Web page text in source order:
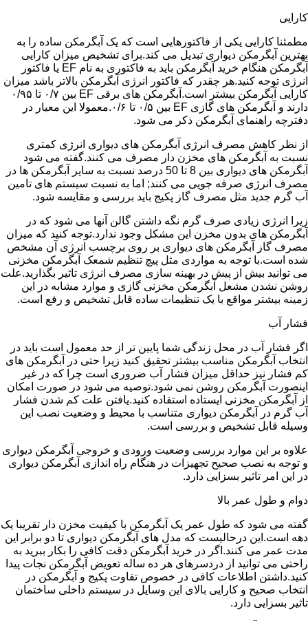
کارایی
مطمئنا کارایی یکی از فاکتورهایی است که یک آبگرمکن ساده را به
بهترین آبگرمکن دیواری تبدیل می کند.برای تشخیص میزان کارایی
آبگرمکن هنگام خرید آبگرمکن باید به فاکتوری به نام EF یا فاکتور
انرژی توجه کنید.هر چقدر که فاکتور انرژی آبگرمکن بالاتر باشد میزان
کارایی آبگرمکن بیشتر است.آبگرمکن های برقی EF بین ۰/۷ تا ۰/۹۵
دارند و آبگرمکن های گازی EF بین ۰/۵ تا ۰/۶.معمولا این معیار در
دفترچه راهنمای آبگرمکن ذکر می شود.
از نظر کاهش مصرف انرژی آبگرمکن های دیواری انرژی کمتری
نسبت به آبگرمکن های مخزن دار مصرف می کنند.گفته می شود
آبگرمکن های دیواری بین 8 تا 50 درصد نسبت به سایر آبگرمکن ها در
مصرف انرژی صرفه جویی می کنند; اما به نسبت سیستم های تامین
آب گرم جدید مثل مصرف گاز پکیج باید بررسی و مقایسه شود.
زیرا انرژی زیادی صرف گرم نگه داشتن گالن آنها می شود که در
آبگرمکن های بدون مخزن این مشکل وجود ندارد.توجه کنید که میزان
مصرف گاز آبگرمکن های دیواری بر روی برچسب انرژی آن مشخص
شده است.با توجه به مواردی مثل پیچ تنظیم شمعک آبگرمکن مخزنی
می توانید بیش از پیش در بهینه سازی مصرف انرژی تاثیر بگذارید.علت
روشن نشدن مشعل آبگرمکن مخزنی گازی و موارد مشابه در این
زمینه بیشتر مواقع با یک تنظیمات ساده قابل تشخیص و رفع است.
فشار آب
اگر فشار آب در محل زندگی شما پایین تر از حد معمول است باید در
انتخاب آبگرمکن مناسب بیشتر تحقیق کنید زیرا حتی در آبگرمکن های
کم فشار نیز حداقل میزان فشار آب ضروری است چرا که در غیر
اینصورت آبگرمکن روشن نمی شود.توصیه می شود در صورت امکان
از آبگرمکن مخزنی ایستاده استفاده کنید.یافتن علت کم شدن فشار
آب گرم در آبگرمکن دیواری متناسب با محیط و وضعیت نصب این
وسیله قابل تشخیص و بررسی است.
علاوه بر این موارد بررسی وضعیت ورودی و خروجی آبگرمکن دیواری
و توجه به نصب صحیح تجهیزات در هنگام راه اندازی آبگرمکن دیواری
در این امر تاثیر بسزایی دارد.
دوام و طول عمر بالا
گفته می شود که طول عمر یک آبگرمکن با کیفیت مخزن دار تقریبا یک
دهه است.این درحالیست که مدل های آبگرمکن دیواری تا دو برابر این
مدت عمر می کنند.اگر در خرید آبگرمکن دقت کافی را بکار ببرید به
راحتی می توانید از دردسرهای هر ده ساله تعویض آبگرمکن نجات پیدا
کنید.داشتن اطلاعات کافی در خصوص تفاوت پکیج و آبگرمکن در
انتخاب صحیح و کارایی بالای این وسایل در سیستم داخلی ساختمان
تاثیر بسزایی دارد.